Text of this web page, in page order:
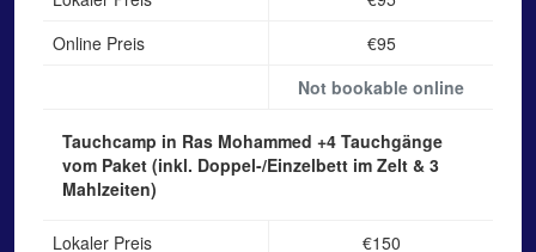
Online Preis
€95
Not bookable online
Tauchcamp in Ras Mohammed +4 Tauchgänge
vom Paket (inkl. Doppel-/Einzelbett im Zelt & 3
Mahlzeiten)
Lokaler Preis
€150